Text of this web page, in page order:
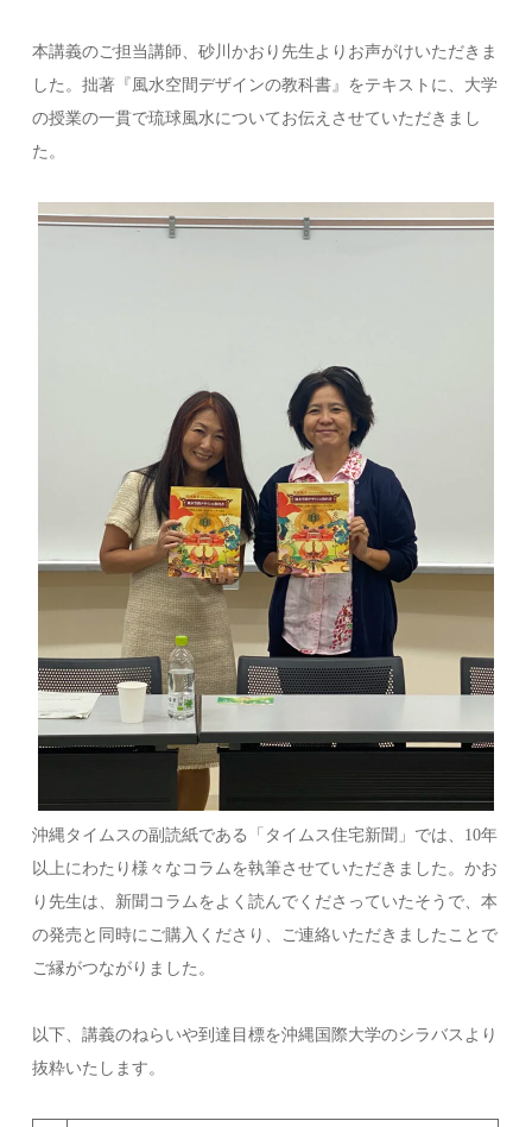
本講義のご担当講師、砂川かおり先生よりお声がけいただきま
した。拙著『風水空間デザインの教科書』をテキストに、大学
の授業の一貫で琉球風水についてお伝えさせていただきまし
た。
沖縄タイムスの副読紙である「タイムス住宅新聞」では、10年
以上にわたり様々なコラムを執筆させていただきました。かお
り先生は、新聞コラムをよく読んでくださっていたそうで、本
の発売と同時にご購入くださり、ご連絡いただきましたことで
ご縁がつながりました。
以下、講義のねらいや到達目標を沖縄国際大学のシラバスより
抜粋いたします。